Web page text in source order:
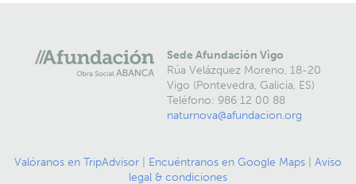
Sede Afundación Vigo
Rúa Velázquez Moreno, 18-20
Vigo (Pontevedra, Galicia, ES)
Teléfono: 986 12 00 88
naturnova@afundacion.org
Valóranos en TripAdvisor Encuéntranos en Google Maps
Aviso
legal & condiciones